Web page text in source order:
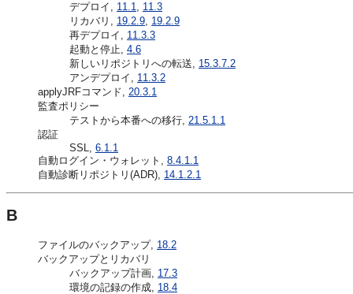
デプロイ, 11.1, 11.3
リカバリ, 19.2.9, 19.2.9
再デプロイ, 11.3.3
起動と停止, 4.6
新しいリポジトリへの転送, 15.3.7.2
アンデプロイ, 11.3.2
applyJRFコマンド, 20.3.1
監査ポリシー
テストから本番への移行, 21.5.1.1
認証
SSL, 6.1.1
自動ログイン・ウォレット, 8.4.1.1
自動診断リポジトリ(ADR), 14.1.2.1
B
ファイルのバックアップ, 18.2
バックアップとリカバリ
バックアップ計画, 17.3
環境の記録の作成, 18.4